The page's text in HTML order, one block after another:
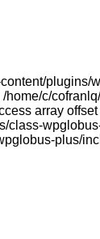
c/
array
plus/